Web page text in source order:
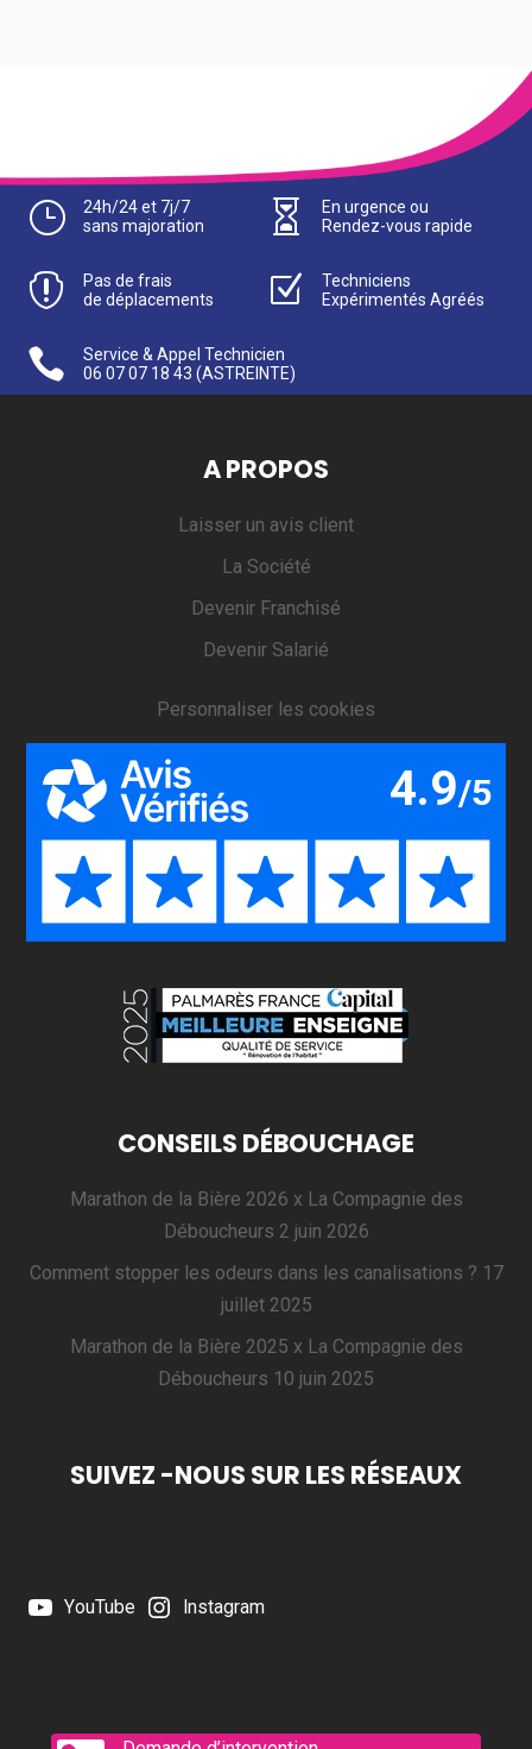
}
24h/24 et 7j/7
sans majoration

En urgence ou
Rendez-vous rapide

Pas de frais
de déplacements
Z
Techniciens
Expérimentés Agréés

Service & Appel Technicien
06 07 07 18 43 (ASTREINTE)
A PROPOS
Laisser un avis client
La Société
Devenir Franchisé
Devenir Salarié
Personnaliser les cookies
CONSEILS DÉBOUCHAGE
Marathon de la Bière 2026 x La Compagnie des
Déboucheurs 2 juin 2026
Comment stopper les odeurs dans les canalisations ? 17
juillet 2025
Marathon de la Bière 2025 x La Compagnie des
Déboucheurs 10 juin 2025
SUIVEZ -NOUS SUR LES RÉSEAUX
YouTube Instagram